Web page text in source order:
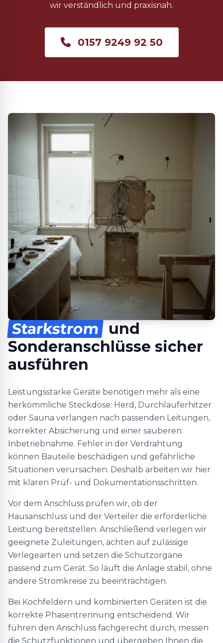
wir verständlich und praxisnah.
0157 9249 92 50
Starkstrom
und
Sonderanschlüsse sicher
ausführen
Leistungsstarke Geräte benötigen mehr als eine
herkömmliche Steckdose: Herd, Durchlauferhitzer
oder Sauna verlangen nach passenden Leitungen,
korrekter Absicherung und einer sauberen
Inbetriebnahme. Fehler in der Verdrahtung
können Bauteile beschädigen und gefährliche
Situationen verursachen. Deshalb arbeiten wir hier
mit klaren Prüf- und Dokumentationsschritten.
Vor dem Anschluss prüfen wir, ob der
Hausanschluss und der Verteiler die erforderliche
Leistung bereitstellen. Anschließend verlegen wir
geeignete Zuleitungen, achten auf zulässige
Verlegearten und setzen die Schutzorgane
passend zum Gerät. So läuft die Anlage stabil, ohne
andere Stromkreise zu beeinträchtigen.
Bei Kochfeldern und kombinierten Geräten ist die
korrekte Phasentrennung entscheidend. Wir
führen den Anschluss fachgerecht durch, messen
die Schutzfunktionen und übergeben Ihnen die